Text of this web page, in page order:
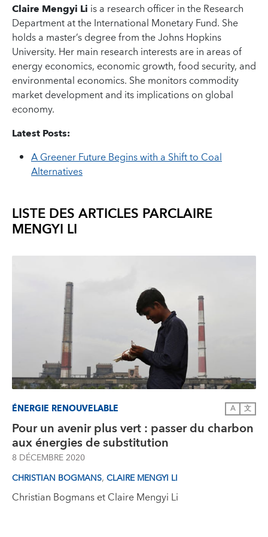
Claire Mengyi Li is a research officer in the Research
Department at the International Monetary Fund. She
holds a master’s degree from the Johns Hopkins
University. Her main research interests are in areas of
energy economics, economic growth, food security, and
environmental economics. She monitors commodity
market development and its implications on global
economy.
Latest Posts:
A Greener Future Begins with a Shift to Coal
Alternatives
LISTE DES ARTICLES PARCLAIRE
MENGYI LI
ÉNERGIE RENOUVELABLE A 文
Pour un avenir plus vert : passer du charbon
aux énergies de substitution
8 DÉCEMBRE 2020
CHRISTIAN BOGMANS, CLAIRE MENGYI LI
Christian Bogmans et Claire Mengyi Li